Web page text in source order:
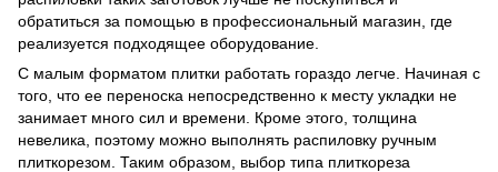
обратиться за помощью в профессиональный магазин, где
реализуется подходящее оборудование.
С малым форматом плитки работать гораздо легче. Начиная с
того, что ее переноска непосредственно к месту укладки не
занимает много сил и времени. Кроме этого, толщина
невелика, поэтому можно выполнять распиловку ручным
плиткорезом. Таким образом, выбор типа плиткореза